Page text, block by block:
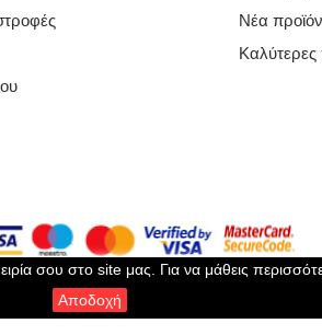
Νέα
σου στο site μας. Για να μάθεις
Αποδοχή